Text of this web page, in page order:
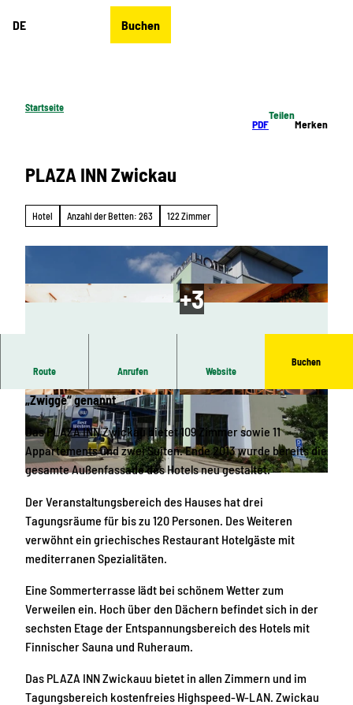
DE Buchen
Startseite
PDF
Teilen
Merken
PLAZA INN Zwickau
Hotel Anzahl der Betten: 263 122 Zimmer
© Best Western PLAZA Zwickau |CC0 © Best Western PLAZA Zwickau |
Route Anrufen Website
Buchen
„Zwigge“ genannt
Das PLAZA INN Zwickau bietet 109 Zimmer sowie 11
Appartements und zwei Suiten. Ende 2013 wurde bereits die
gesamte Außenfassade des Hotels neu gestaltet.
Der Veranstaltungsbereich des Hauses hat drei
Tagungsräume für bis zu 120 Personen. Des Weiteren
verwöhnt ein griechisches Restaurant Hotelgäste mit
mediterranen Spezialitäten.
Eine Sommerterrasse lädt bei schönem Wetter zum
Verweilen ein. Hoch über den Dächern befindet sich in der
sechsten Etage der Entspannungsbereich des Hotels mit
Finnischer Sauna und Ruheraum.
Das PLAZA INN Zwickauu bietet in allen Zimmern und im
Tagungsbereich kostenfreies Highspeed-W-LAN. Zwickau